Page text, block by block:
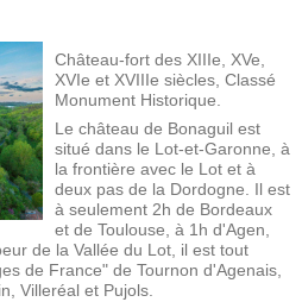
Château-fort des XIIIe, XVe,
XVIe et XVIIIe siècles, Classé
Monument Historique.
Le château de Bonaguil est
situé dans le Lot-et-Garonne, à
la frontière avec le Lot et à
deux pas de la Dordogne. Il est
à seulement 2h de Bordeaux
et de Toulouse, à 1h d'Agen,
de la Vallée du Lot, il est tout
de France" de Tournon d'Agenais,
Villeréal et Pujols.